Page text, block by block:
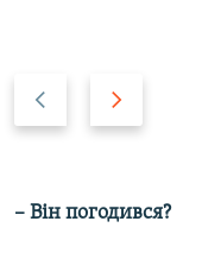
i
s
– Він погодився?